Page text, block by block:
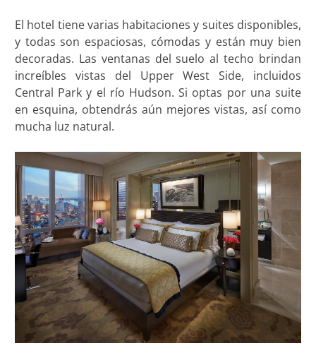
El hotel tiene varias habitaciones y suites disponibles,
y todas son espaciosas, cómodas y están muy bien
decoradas. Las ventanas del suelo al techo brindan
increíbles vistas del Upper West Side, incluidos
Central Park y el río Hudson. Si optas por una suite
en esquina, obtendrás aún mejores vistas, así como
mucha luz natural.